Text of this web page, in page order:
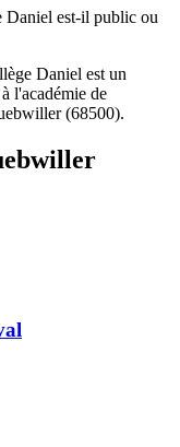
Daniel est-il public ou
Daniel est un
l'académie de
(68500).